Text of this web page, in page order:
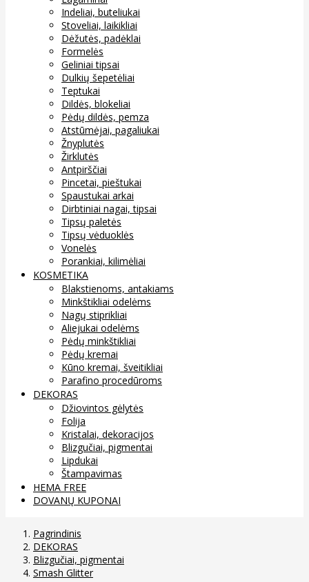
Indeliai, buteliukai
Stoveliai, laikikliai
Dėžutės, padėklai
Formelės
Geliniai tipsai
Dulkių šepetėliai
Teptukai
Dildės, blokeliai
Pėdų dildės, pemza
Atstūmėjai, pagaliukai
Žnyplutės
Žirklutės
Antpirščiai
Pincetai, pieštukai
Spaustukai arkai
Dirbtiniai nagai, tipsai
Tipsų paletės
Tipsų vėduoklės
Vonelės
Porankiai, kilimėliai
KOSMETIKA
Blakstienoms, antakiams
Minkštikliai odelėms
Nagų stiprikliai
Aliejukai odelėms
Pėdų minkštikliai
Pėdų kremai
Kūno kremai, šveitikliai
Parafino procedūroms
DEKORAS
Džiovintos gėlytės
Folija
Kristalai, dekoracijos
Blizgučiai, pigmentai
Lipdukai
Štampavimas
HEMA FREE
DOVANŲ KUPONAI
Pagrindinis
DEKORAS
Blizgučiai, pigmentai
Smash Glitter